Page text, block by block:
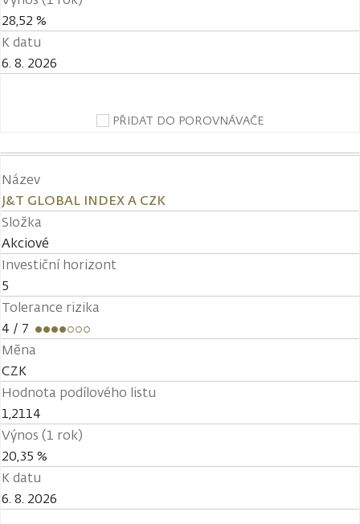
28,52 %
K datu
6. 8. 2026
PŘIDAT DO POROVNÁVAČE
Název
J&T GLOBAL INDEX A CZK
Složka
Akciové
Investiční horizont
5
Tolerance rizika
4 / 7
Měna
CZK
Hodnota podílového listu
1,2114
Výnos (1 rok)
20,35 %
K datu
6. 8. 2026